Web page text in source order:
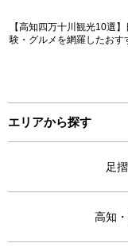
【高知四万十川観光10選
験・グルメを網羅したおす
エリアから探す
足
高知